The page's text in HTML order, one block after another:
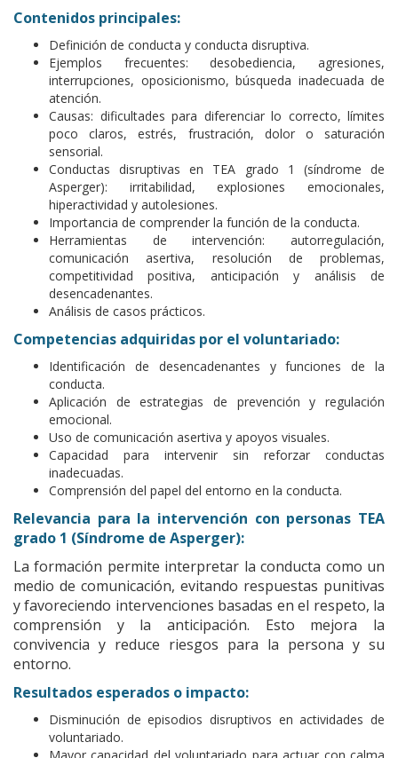
Contenidos principales:
Definición de conducta y conducta disruptiva.
Ejemplos frecuentes: desobediencia, agresiones,
interrupciones, oposicionismo, búsqueda inadecuada de
atención.
Causas: dificultades para diferenciar lo correcto, límites
poco claros, estrés, frustración, dolor o saturación
sensorial.
Conductas disruptivas en TEA grado 1 (síndrome de
Asperger): irritabilidad, explosiones emocionales,
hiperactividad y autolesiones.
Importancia de comprender la función de la conducta.
Herramientas de intervención: autorregulación,
comunicación asertiva, resolución de problemas,
competitividad positiva, anticipación y análisis de
desencadenantes.
Análisis de casos prácticos.
Competencias adquiridas por el voluntariado:
Identificación de desencadenantes y funciones de la
conducta.
Aplicación de estrategias de prevención y regulación
emocional.
Uso de comunicación asertiva y apoyos visuales.
Capacidad para intervenir sin reforzar conductas
inadecuadas.
Comprensión del papel del entorno en la conducta.
Relevancia para la intervención con personas TEA
grado 1 (Síndrome de Asperger):
La formación permite interpretar la conducta como un
medio de comunicación, evitando respuestas punitivas
y favoreciendo intervenciones basadas en el respeto, la
comprensión y la anticipación. Esto mejora la
convivencia y reduce riesgos para la persona y su
entorno.
Resultados esperados o impacto:
Disminución de episodios disruptivos en actividades de
voluntariado.